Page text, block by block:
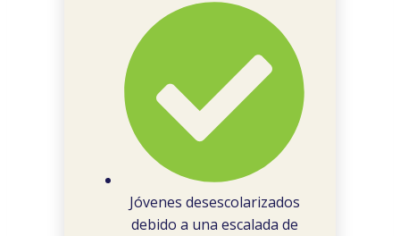
Jóvenes desescolarizados
debido a una escalada de